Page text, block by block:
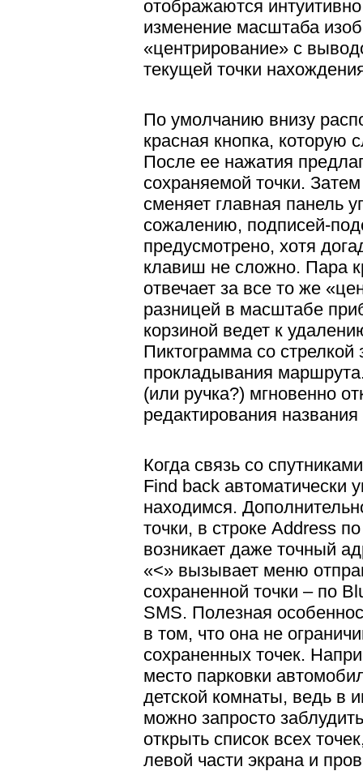
отображаются
изменение масштаба
«центрирование» с
текущей точки
По умолчанию внизу
красная кнопка, которую
После ее нажатия
сохраняемой точки.
сменяет главная панель
сожалению, подписей-
предусмотрено, хотя
клавиш не сложно. Пара
отвечает за все то же
разницей в масштабе
корзиной ведет к
Пиктограмма со стрелкой
прокладывания
(или ручка?) мгновенно
редактирования
Когда связь со
Find back автоматически
находимся.
точки, в строке Address
возникает даже точный
«<» вызывает меню
сохраненной точки – по
SMS. Полезная
в том, что она не
сохраненных точек.
место парковки
детской комнаты, ведь в
можно запросто
открыть список всех
левой части экрана и